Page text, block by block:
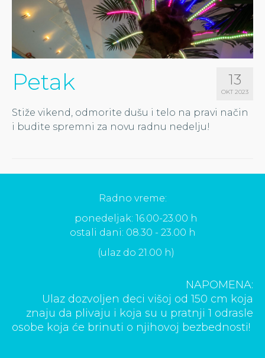
13
OKT 2023
Petak
Stiže vikend, odmorite dušu i telo na pravi način
i budite spremni za novu radnu nedelju!
Radno vreme:
ponedeljak: 16.00-23.00 h
ostali dani: 08.30 - 23.00 h
(ulaz do 21.00 h)
NAPOMENA:
Ulaz dozvoljen deci višoj od 150 cm koja
znaju da plivaju i koja su u pratnji 1 odrasle
osobe koja će brinuti o njihovoj bezbednosti!